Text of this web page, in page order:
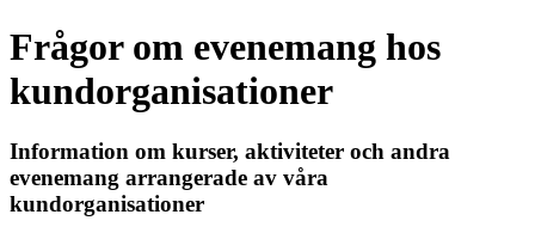
Frågor om evenemang hos
kundorganisationer
Information om kurser, aktiviteter och andra
evenemang arrangerade av våra
kundorganisationer